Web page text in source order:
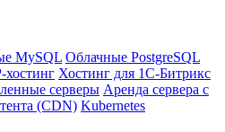
MySQL Облачные PostgreSQL
хостинг Хостинг для 1C-Битрикс
серверы Аренда сервера с
(CDN) Kubernetes